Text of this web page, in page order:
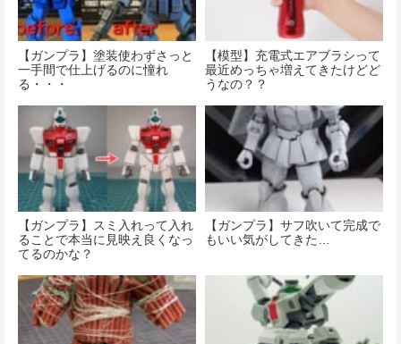
【ガンプラ】塗装使わずさっと
一手間で仕上げるのに憧れ
る・・・
【模型】充電式エアブラシって
最近めっちゃ増えてきたけどど
うなの？？
【ガンプラ】スミ入れって入れ
ることで本当に見映え良くなっ
てるのかな？
【ガンプラ】サフ吹いて完成で
もいい気がしてきた…